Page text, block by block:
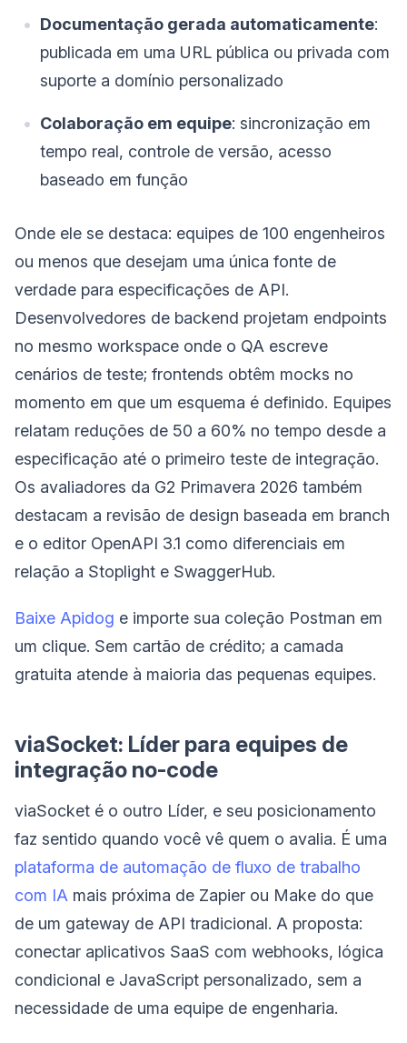
Documentação gerada automaticamente:
publicada em uma URL pública ou privada com
suporte a domínio personalizado
Colaboração em equipe: sincronização em
tempo real, controle de versão, acesso
baseado em função
Onde ele se destaca: equipes de 100 engenheiros
ou menos que desejam uma única fonte de
verdade para especificações de API.
Desenvolvedores de backend projetam endpoints
no mesmo workspace onde o QA escreve
cenários de teste; frontends obtêm mocks no
momento em que um esquema é definido. Equipes
relatam reduções de 50 a 60% no tempo desde a
especificação até o primeiro teste de integração.
Os avaliadores da G2 Primavera 2026 também
destacam a revisão de design baseada em branch
e o editor OpenAPI 3.1 como diferenciais em
relação a Stoplight e SwaggerHub.
Baixe Apidog e importe sua coleção Postman em
um clique. Sem cartão de crédito; a camada
gratuita atende à maioria das pequenas equipes.
viaSocket: Líder para equipes de
integração no-code
viaSocket é o outro Líder, e seu posicionamento
faz sentido quando você vê quem o avalia. É uma
plataforma de automação de fluxo de trabalho
com IA mais próxima de Zapier ou Make do que
de um gateway de API tradicional. A proposta:
conectar aplicativos SaaS com webhooks, lógica
condicional e JavaScript personalizado, sem a
necessidade de uma equipe de engenharia.